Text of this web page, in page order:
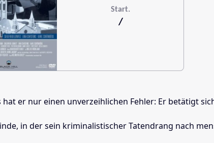
Start.
/
er nur einen unverzeihlichen Fehler: Er betätigt
in der sein kriminalistischer Tatendrang nach